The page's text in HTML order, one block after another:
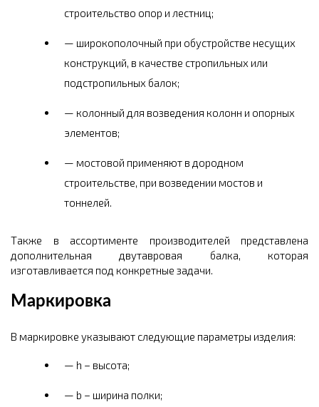
строительство опор и лестниц;
широкополочный при обустройстве несущих
конструкций, в качестве стропильных или
подстропильных балок;
колонный для возведения колонн и опорных
элементов;
мостовой применяют в дородном
строительстве, при возведении мостов и
тоннелей.
Также в ассортименте производителей представлена
дополнительная двутавровая балка, которая
изготавливается под конкретные задачи.
Маркировка
В маркировке указывают следующие параметры изделия:
h – высота;
b – ширина полки;